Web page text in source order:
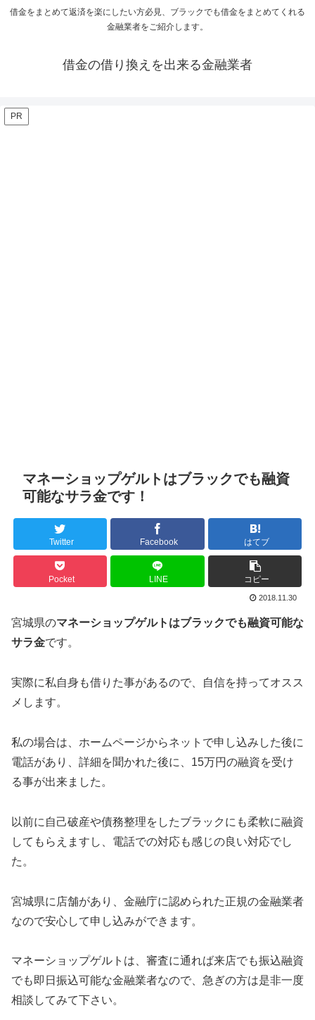
借金をまとめて返済を楽にしたい方必見、ブラックでも借金をまとめてくれる
金融業者をご紹介します。
借金の借り換えを出来る金融業者
PR
マネーショップゲルトはブラックでも融資
可能なサラ金です！
Twitter Facebook はてブ
Pocket LINE コピー
2018.11.30
宮城県のマネーショップゲルトはブラックでも融資可能な
サラ金です。
実際に私自身も借りた事があるので、自信を持ってオスス
メします。
私の場合は、ホームページからネットで申し込みした後に
電話があり、詳細を聞かれた後に、15万円の融資を受け
る事が出来ました。
以前に自己破産や債務整理をしたブラックにも柔軟に融資
してもらえますし、電話での対応も感じの良い対応でし
た。
宮城県に店舗があり、金融庁に認められた正規の金融業者
なので安心して申し込みができます。
マネーショップゲルトは、審査に通れば来店でも振込融資
でも即日振込可能な金融業者なので、急ぎの方は是非一度
相談してみて下さい。